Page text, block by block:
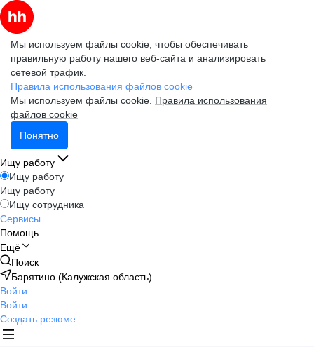
Мы используем файлы cookie, чтобы обеспечивать
правильную работу нашего веб-сайта и анализировать
сетевой трафик.
Правила использования файлов cookie
Мы используем файлы cookie. Правила использования
файлов cookie
Понятно
Ищу работу
Ищу работу
Ищу работу
Ищу сотрудника
Сервисы
Помощь
Ещё
Поиск
Барятино (Калужская область)
Войти
Войти
Создать резюме